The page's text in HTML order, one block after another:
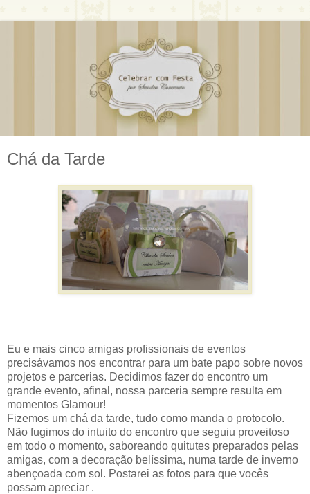
Chá da Tarde
Eu e mais cinco amigas profissionais de eventos
precisávamos nos encontrar para um bate papo sobre novos
projetos e parcerias. Decidimos fazer do encontro um
grande evento, afinal, nossa parceria sempre resulta em
momentos Glamour!
Fizemos um chá da tarde, tudo como manda o protocolo.
Não fugimos do intuito do encontro que seguiu proveitoso
em todo o momento, saboreando quitutes preparados pelas
amigas, com a decoração belíssima, numa tarde de inverno
abençoada com sol. Postarei as fotos para que vocês
possam apreciar .